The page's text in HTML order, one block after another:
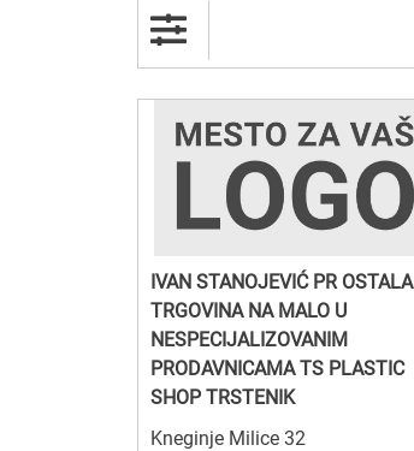
IVAN STANOJEVIĆ PR OSTALA
TRGOVINA NA MALO U
NESPECIJALIZOVANIM
PRODAVNICAMA TS PLASTIC
SHOP TRSTENIK
Kneginje Milice 32